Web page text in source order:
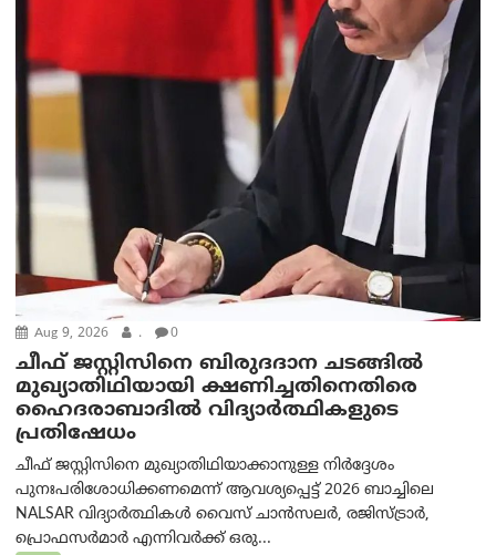
Aug 9, 2026 . 0
ചീഫ് ജസ്റ്റിസിനെ ബിരുദദാന ചടങ്ങില്‍
മുഖ്യാതിഥിയായി ക്ഷണിച്ചതിനെതിരെ
ഹൈദരാബാദില്‍ വിദ്യാർത്ഥികളുടെ
പ്രതിഷേധം
ചീഫ് ജസ്റ്റിസിനെ മുഖ്യാതിഥിയാക്കാനുള്ള നിർദ്ദേശം
പുനഃപരിശോധിക്കണമെന്ന് ആവശ്യപ്പെട്ട് 2026 ബാച്ചിലെ
NALSAR വിദ്യാർത്ഥികൾ വൈസ് ചാൻസലർ, രജിസ്ട്രാർ,
പ്രൊഫസർമാർ എന്നിവർക്ക് ഒരു...